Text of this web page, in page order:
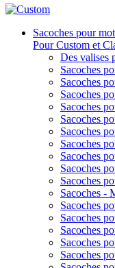
Sacoches pour
Pour Custom et
Des valises
Sacoches
Sacoches
Sacoches
Sacoches
Sacoches
Sacoches
Sacoches
Sacoches
Sacoches
Sacoches
Sacoches -
Sacoches
Sacoches
Sacoches
Sacoches
Sacoches